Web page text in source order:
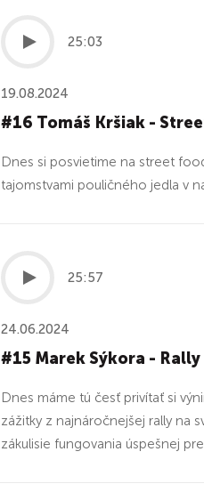
25:03
19.08.2024
#16 Tomáš Kršiak -
Dnes si posvietime na street
tajomstvami pouličného jedla v
25:57
24.06.2024
#15 Marek Sýkora -
Dnes máme tú česť privítať si
zážitky z najnáročnejšej rally na
zákulisie fungovania úspešnej